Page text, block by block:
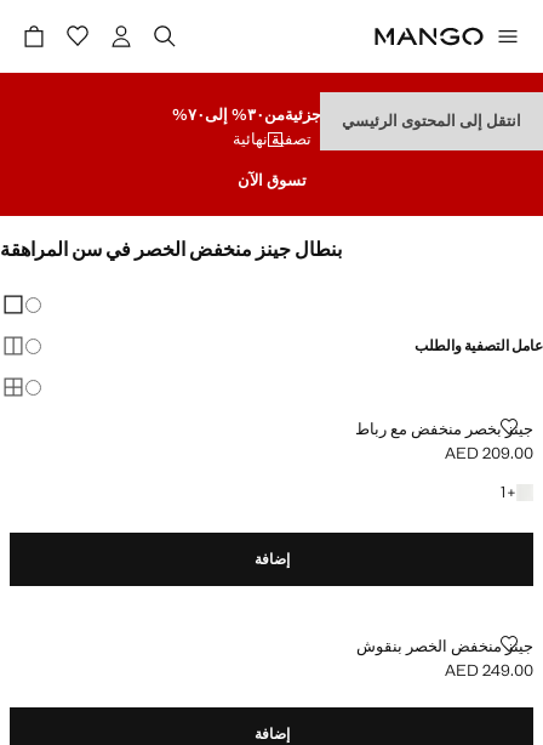
انتقل إلى المحتوى الرئيسيتنزيلات جزئيةمن٣٠% إلى٧٠%
تصفية نهائية
تسوق الآن
بنطال جينز منخفض الخصر في سن المراهقة
عامل التصفية والطلب
جينز بخصر منخفض مع رباط
جينز بخصر منخفض مع رباط
السعر الحالي [AED 209.00 ]
AED 209.00
+
1
+ لون آخر
إضافة
جينز منخفض الخصر بنقوش
جينز منخفض الخصر بنقوش
السعر الحالي [AED 249.00 ]
AED 249.00
إضافة